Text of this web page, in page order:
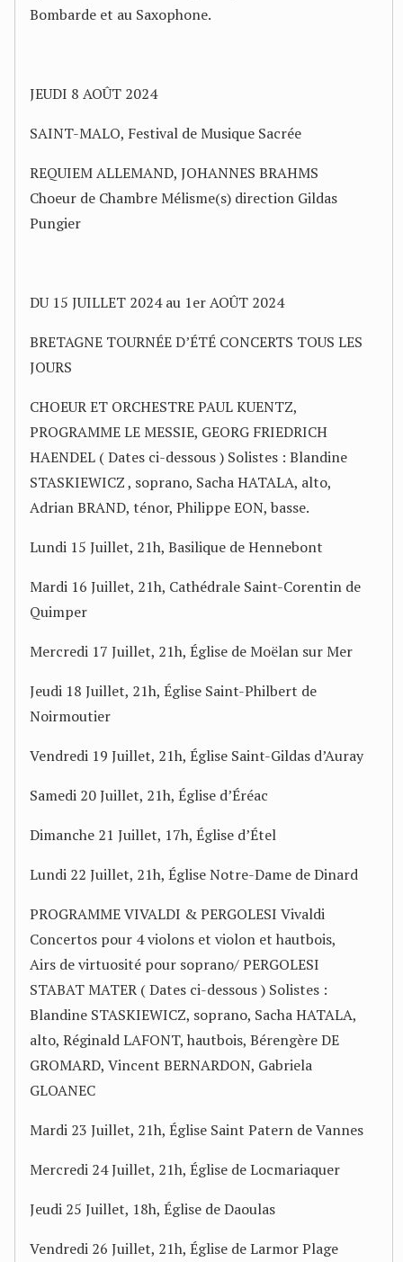
Bombarde et au Saxophone.
JEUDI 8 AOÛT 2024
SAINT-MALO, Festival de Musique Sacrée
REQUIEM ALLEMAND, JOHANNES BRAHMS
Choeur de Chambre Mélisme(s) direction Gildas
Pungier
DU 15 JUILLET 2024 au 1er AOÛT 2024
BRETAGNE TOURNÉE D’ÉTÉ CONCERTS TOUS LES
JOURS
CHOEUR ET ORCHESTRE PAUL KUENTZ,
PROGRAMME LE MESSIE, GEORG FRIEDRICH
HAENDEL ( Dates ci-dessous ) Solistes : Blandine
STASKIEWICZ , soprano, Sacha HATALA, alto,
Adrian BRAND, ténor, Philippe EON, basse.
Lundi 15 Juillet, 21h, Basilique de Hennebont
Mardi 16 Juillet, 21h, Cathédrale Saint-Corentin de
Quimper
Mercredi 17 Juillet, 21h, Église de Moëlan sur Mer
Jeudi 18 Juillet, 21h, Église Saint-Philbert de
Noirmoutier
Vendredi 19 Juillet, 21h, Église Saint-Gildas d’Auray
Samedi 20 Juillet, 21h, Église d’Éréac
Dimanche 21 Juillet, 17h, Église d’Étel
Lundi 22 Juillet, 21h, Église Notre-Dame de Dinard
PROGRAMME VIVALDI & PERGOLESI Vivaldi
Concertos pour 4 violons et violon et hautbois,
Airs de virtuosité pour soprano/ PERGOLESI
STABAT MATER ( Dates ci-dessous ) Solistes :
Blandine STASKIEWICZ, soprano, Sacha HATALA,
alto, Réginald LAFONT, hautbois, Bérengère DE
GROMARD, Vincent BERNARDON, Gabriela
GLOANEC
Mardi 23 Juillet, 21h, Église Saint Patern de Vannes
Mercredi 24 Juillet, 21h, Église de Locmariaquer
Jeudi 25 Juillet, 18h, Église de Daoulas
Vendredi 26 Juillet, 21h, Église de Larmor Plage